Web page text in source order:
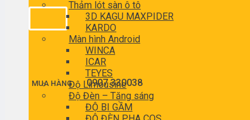
MUA HÀNG 0907 330038
Thảm lót sàn ô tô
3D KAGU MAXPIDER
KARDO
Màn hình Android
WINCA
ICAR
TEYES
Độ Limousine
Độ Đèn – Tăng sáng
ĐỘ BI GẦM